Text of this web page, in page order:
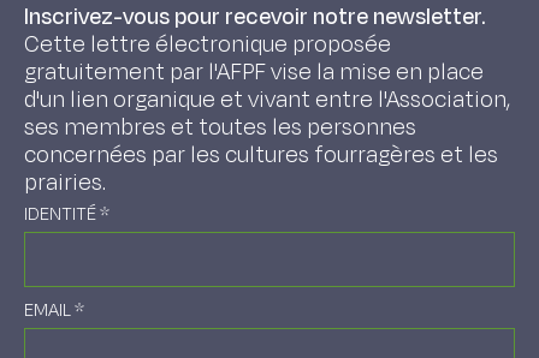
Inscrivez-vous pour recevoir notre newsletter.
Cette lettre électronique proposée
gratuitement par l'AFPF vise la mise en place
d'un lien organique et vivant entre l'Association,
ses membres et toutes les personnes
concernées par les cultures fourragères et les
prairies.
IDENTITÉ*
EMAIL*